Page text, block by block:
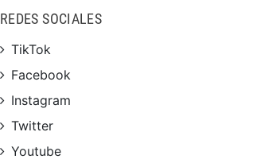
REDES SOCIALES
TikTok
Facebook
Instagram
Twitter
Youtube